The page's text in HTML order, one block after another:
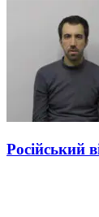
Російський